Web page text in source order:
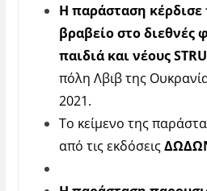
H παράσταση κέρδισε
βραβείο στο διεθνές
παιδιά και νέους
πόλη Λβιβ της
2021.
Το κείμενο της
από τις εκδόσεις